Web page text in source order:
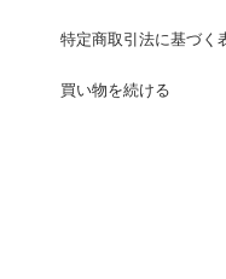
特定商取引法に基づく
買い物を続ける